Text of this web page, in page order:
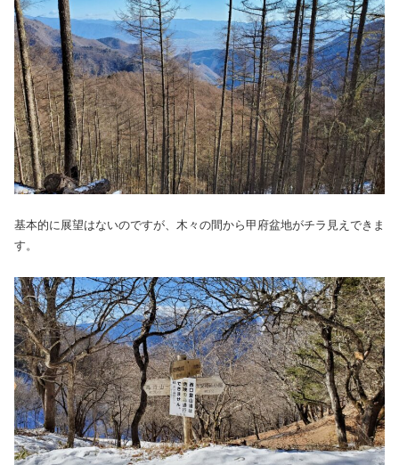
基本的に展望はないのですが、木々の間から甲府盆地がチラ見えできま
す。